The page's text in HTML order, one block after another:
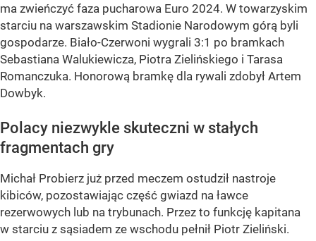
ma zwieńczyć faza pucharowa Euro 2024. W towarzyskim
starciu na warszawskim Stadionie Narodowym górą byli
gospodarze. Biało-Czerwoni wygrali 3:1 po bramkach
Sebastiana Walukiewicza, Piotra Zielińskiego i Tarasa
Romanczuka. Honorową bramkę dla rywali zdobył Artem
Dowbyk.
Polacy niezwykle skuteczni w stałych
fragmentach gry
Michał Probierz już przed meczem ostudził nastroje
kibiców, pozostawiając część gwiazd na ławce
rezerwowych lub na trybunach. Przez to funkcję kapitana
w starciu z sąsiadem ze wschodu pełnił Piotr Zieliński.